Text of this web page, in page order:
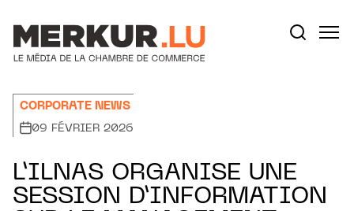
CORPORATE NEWS
09 FÉVRIER 2026
L’ILNAS ORGANISE UNE
SESSION D’INFORMATION